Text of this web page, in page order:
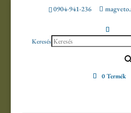
0904-941-236
Keresés
0 Termék